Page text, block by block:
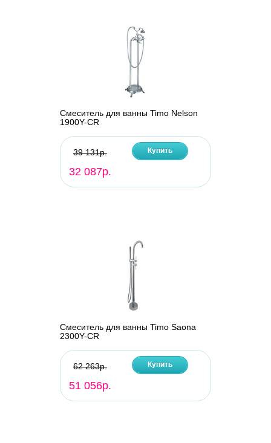
Смеситель для ванны Timo Nelson
1900Y-CR
39 131р.
32 087р.
Купить
Смеситель для ванны Timo Saona
2300Y-CR
62 263р.
51 056р.
Купить